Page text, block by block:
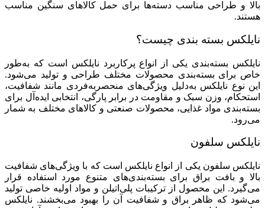
بالا و طراحی مناسب دسته‌ها برای حمل کالاهای سنگین مناسب
هستند.
نایلکس بسته بندی چیست؟
نایلکس بسته‌بندی یکی از انواع پرکاربرد نایلکس است که به‌طور
خاص برای بسته‌بندی محصولات مختلف طراحی و تولید می‌شود.
این نوع نایلکس به‌دلیل ویژگی‌های منحصربه‌فردی مانند شفافیت،
استحکام، وزن سبک و مقاومت در برابر پارگی، انتخابی ایده‌آل برای
بسته‌بندی مواد غذایی، محصولات صنعتی و کالاهای مختلف به شمار
می‌رود.
نایلکس سلفون
نایلکس سلفون یکی از انواع نایلکس است که با ویژگی‌های شفافیت
بالا و بافت براق برای بسته‌بندی‌های متنوع مورد استفاده قرار
می‌گیرد. این محصول از ترکیبات پلی‌اتیلن و مواد اولیه خاصی تولید
می‌شود که ظاهر براق و شفافیت آن را بهبود می‌بخشند. نایلکس